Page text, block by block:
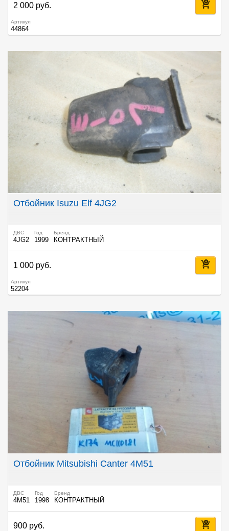
2 000 руб.
Артикул
44864
Отбойник Isuzu Elf 4JG2
ДВС
4JG2
Год
1999
Бренд
КОНТРАКТНЫЙ
1 000 руб.
Артикул
52204
Отбойник Mitsubishi Canter 4M51
ДВС
4M51
Год
1998
Бренд
КОНТРАКТНЫЙ
900 руб.